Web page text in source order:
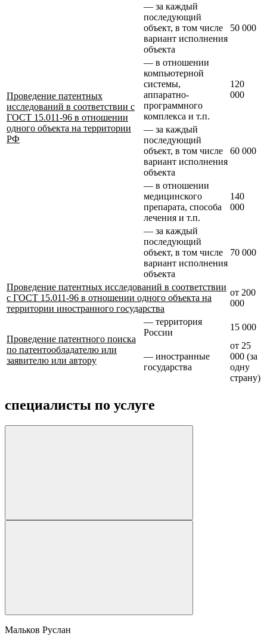
Проведение патентных
исследований в соответствии с
ГОСТ 15.011-96 в отношении
одного объекта на территории
РФ
— за каждый
последующий
объект, в том числе
вариант исполнения
объекта
50 000
— в отношении
компьютерной
системы,
аппаратно-
программного
комплекса и т.п.
120
000
— за каждый
последующий
объект, в том числе
вариант исполнения
объекта
60 000
— в отношении
медицинского
препарата, способа
лечения и т.п.
140
000
— за каждый
последующий
объект, в том числе
вариант исполнения
объекта
70 000
Проведение патентных исследований в соответствии
с ГОСТ 15.011-96 в отношении одного объекта на
территории иностранного государства
от 200
000
Проведение патентного поиска
по патентообладателю или
заявителю или автору
— территория
России
15 000
— иностранные
государства
от 25
000 (за
одну
страну)
специалисты по услуге
Мальков Руслан